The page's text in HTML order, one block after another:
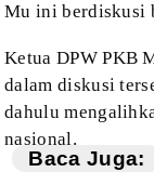
Mu ini berdiskusi
Ketua DPW PKB
dalam diskusi
dahulu
nasional.
Baca Juga: